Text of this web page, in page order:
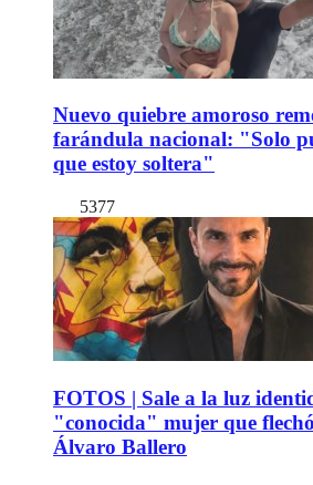
Nuevo quiebre amoroso
farándula nacional: "Solo
que estoy soltera"
5377
FOTOS | Sale a la luz
"conocida" mujer que
Álvaro Ballero